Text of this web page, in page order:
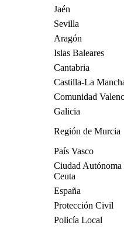
Jaén
Sevilla
Aragón
Islas Baleares
Cantabria
Castilla-La
Comunidad
Galicia
Región de Murcia
País Vasco
Ciudad Autónoma
Ceuta
España
Protección Civil
Policía Local